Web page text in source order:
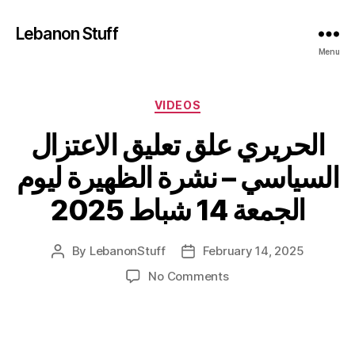
Lebanon Stuff
Menu
Categories
VIDEOS
الحريري علق تعليق الاعتزال
السياسي – نشرة الظهيرة ليوم
الجمعة 14 شباط 2025
Post
By LebanonStuff
PostFebruary 14, 2025
No Commentson